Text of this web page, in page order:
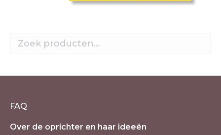
FAQ
Over de oprichter en haar ideeën